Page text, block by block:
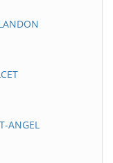
ANGEL